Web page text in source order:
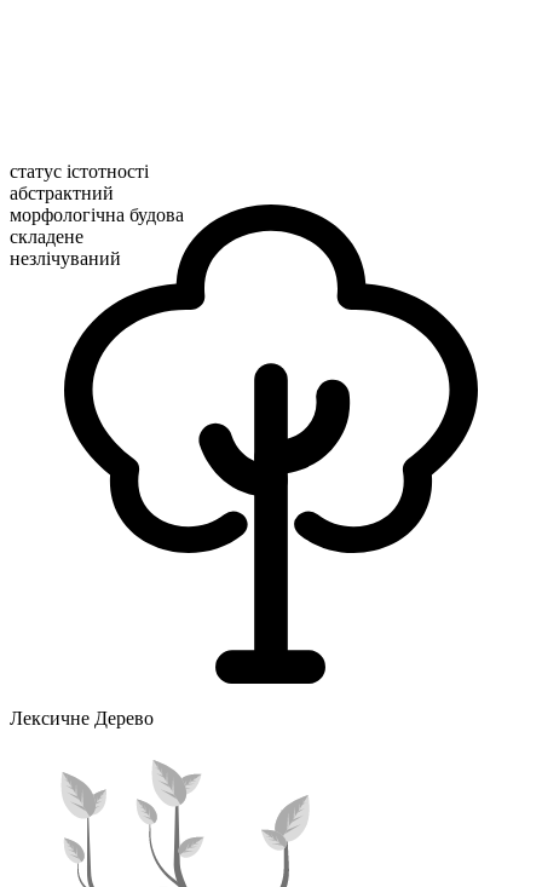
статус істотності
абстрактний
морфологічна будова
складене
незлічуваний
Лексичне Дерево